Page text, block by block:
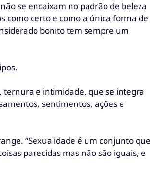
se encaixam no padrão de beleza
como certo e como a única forma de
bonito tem sempre um
ternura e intimidade, que se integra
sentimentos, ações e
“Sexualidade é um conjunto que
parecidas mas não são iguais, e